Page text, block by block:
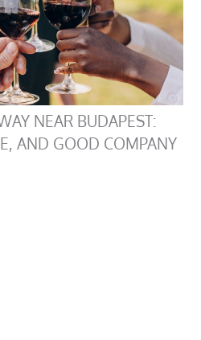
NEAR BUDAPEST:
AND GOOD COMPANY